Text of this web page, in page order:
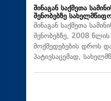
შინაგან საქმეთა
შენობებზე
შინაგან საქმეთა
შენობებზე, 2008
მოქმედებების დროს
პატივსაცემად,